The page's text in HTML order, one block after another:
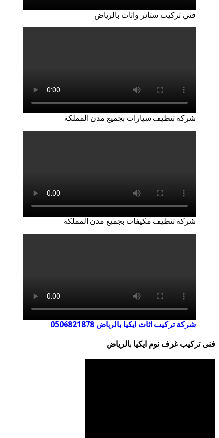
فني تركيب ستائر واثاث بالرياض
شركة تنظيف سيارات بجميع مدن المملكة
شركة تنظيف مكيفات بجميع مدن المملكة
شركة تركيب اثاث ايكيا بالرياض 0506821878
فنى تركيب غرف نوم ايكيا بالرياض